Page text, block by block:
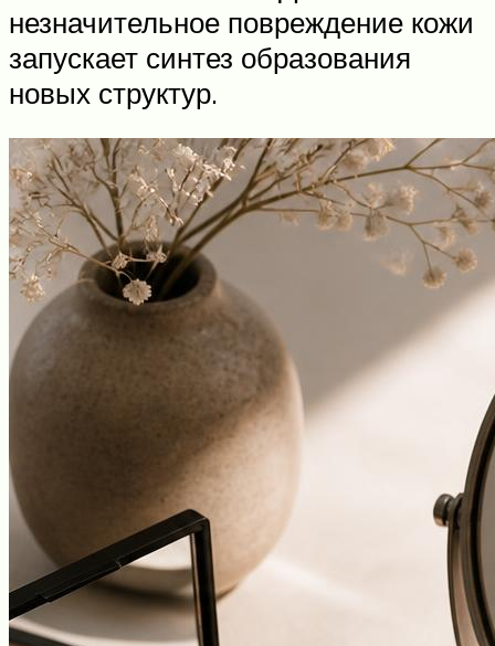
незначительное повреждение кожи
запускает синтез образования
новых структур.